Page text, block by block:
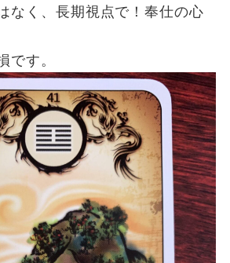
なく、長期視点で！奉仕の心
です。